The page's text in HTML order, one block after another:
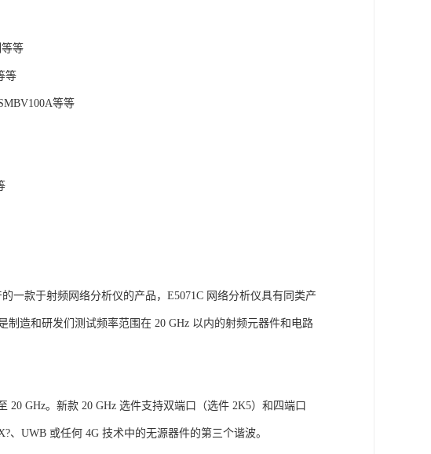
等
等
等等
一款于射频网络分析仪的产品，E5071C 网络分析仪具有同类产
造和研发们测试频率范围在 20 GHz 以内的射频元器件和电路
20 GHz。新款 20 GHz 选件支持双端口（选件 2K5）和四端口
、UWB 或任何 4G 技术中的无源器件的第三个谐波。